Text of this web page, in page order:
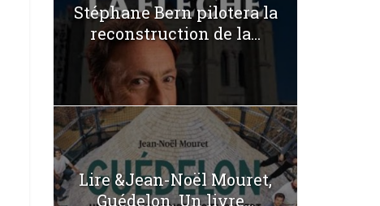
Stéphane Bern pilotera la
reconstruction de la...
Lire &Jean-Noël Mouret,
Guédelon. Un livre...